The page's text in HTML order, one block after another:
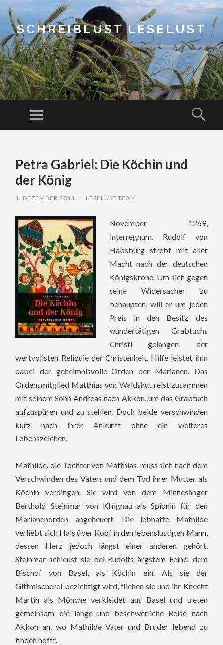
SCHREIBLUST LESELUST
Menu
CONTENTPetra Gabriel: Die Köchin und
der König
1. DEZEMBER 2011 LESELUST TEAM
November 1269,
Interregnum. Rudolf von
Habsburg strebt mit aller
Macht nach der deutschen
Königskrone. Um sich gegen
seine Widersacher zu
behaupten, will er um jeden
Preis in den Besitz des
wundertätigen Grabtuchs
Christi gelangen, der
wertvollsten Reliquie der Christenheit. Hilfe leistet ihm
dabei der geheimnisvolle Orden der Marianen. Das
Ordensmitglied Matthias von Waldshut reist zusammen
mit seinem Sohn Andreas nach Akkon, um das Grabtuch
aufzuspüren und zu stehlen. Doch beide verschwinden
kurz nach ihrer Ankunft ohne ein weiteres
Lebenszeichen.
Mathilde, die Tochter von Matthias, muss sich nach dem
Verschwinden des Vaters und dem Tod ihrer Mutter als
Köchin verdingen. Sie wird von dem Minnesänger
Berthold Steinmar von Klingnau als Spionin für den
Marianenorden angeheuert. Die lebhafte Mathilde
verliebt sich Hals über Kopf in den lebenslustigen Mann,
dessen Herz jedoch längst einer anderen gehört.
Steinmar schleust sie bei Rudolfs ärgstem Feind, dem
Bischof von Basel, als Köchin ein. Als sie der
Giftmischerei bezichtigt wird, fliehen sie und ihr Knecht
Martin als Mönche verkleidet aus Basel und treten
gemeinsam die lange und beschwerliche Reise nach
Akkon an, wo Mathilde Vater und Bruder lebend zu
finden hofft.